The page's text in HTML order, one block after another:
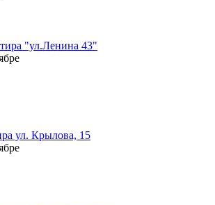
"ул.Ленина 43"
ул. Крылова, 15